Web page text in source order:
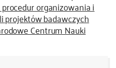
organizowania i
projektów badawczych
Centrum Nauki